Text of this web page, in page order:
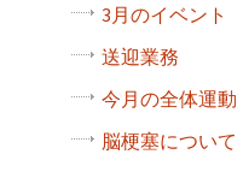
3月のイベント
送迎業務
今月の全体運動
脳梗塞について